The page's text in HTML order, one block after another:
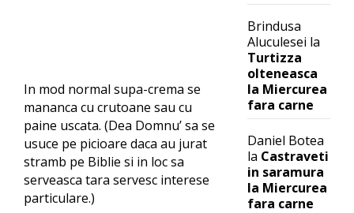
In mod normal supa-crema se
mananca cu crutoane sau cu
paine uscata. (Dea Domnu’ sa se
usuce pe picioare daca au jurat
stramb pe Biblie si in loc sa
serveasca tara servesc interese
particulare.)
Brindusa
Aluculesei la
Turtizza
olteneasca
la Miercurea
fara carne
Daniel Botea
la Castraveti
in saramura
la Miercurea
fara carne